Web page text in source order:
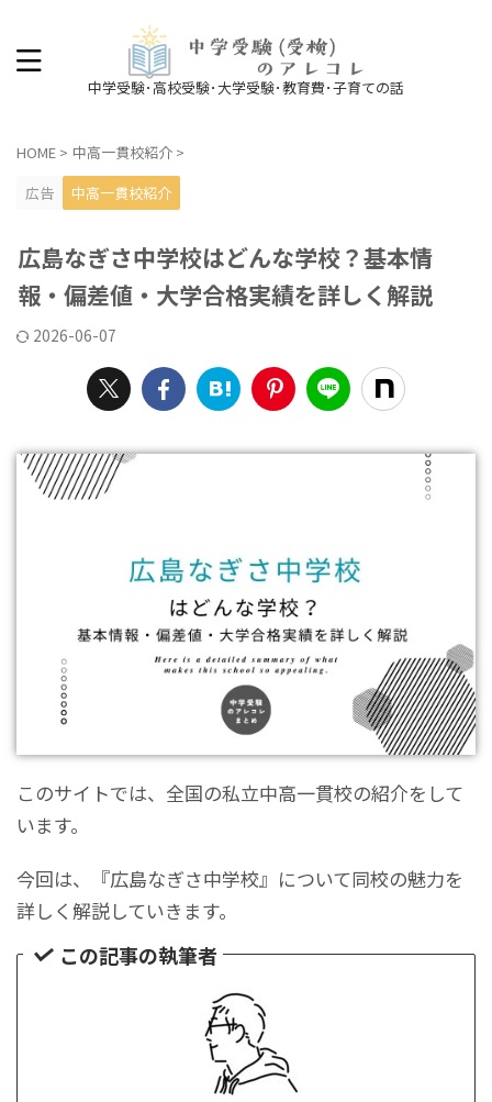
中学受験･高校受験･大学受験･教育費･子育ての話
HOME > 中高一貫校紹介 >
広告
中高一貫校紹介
広島なぎさ中学校はどんな学校？基本情
報・偏差値・大学合格実績を詳しく解説
2026-06-07
このサイトでは、全国の私立中高一貫校の紹介をして
います。
今回は、『広島なぎさ中学校』について同校の魅力を
詳しく解説していきます。
この記事の執筆者